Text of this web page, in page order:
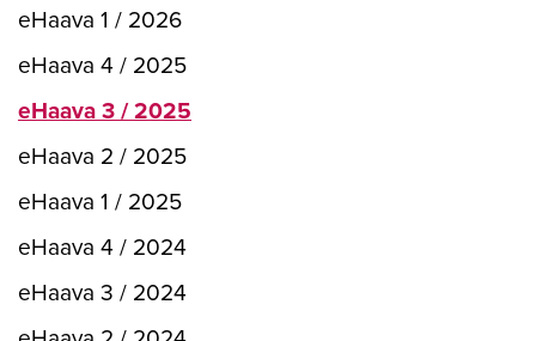
eHaava 1 / 2026
eHaava 4 / 2025
eHaava 3 / 2025
eHaava 2 / 2025
eHaava 1 / 2025
eHaava 4 / 2024
eHaava 3 / 2024